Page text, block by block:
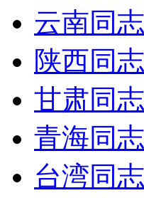
云南同
陕西同
甘肃同
青海同
台湾同